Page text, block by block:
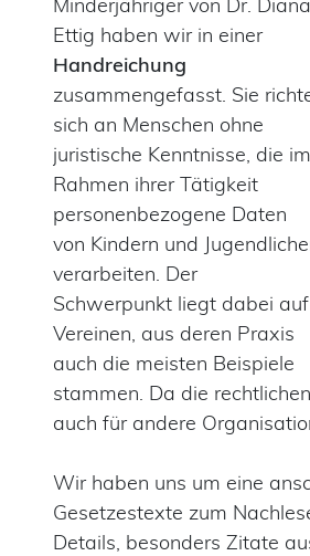
Ettig haben wir in einer
Handreichung
zusammengefasst. Sie
sich an Menschen ohne
juristische Kenntnisse, die im
Rahmen ihrer Tätigkeit
personenbezogene Daten
von Kindern und
verarbeiten. Der
Schwerpunkt liegt dabei auf
Vereinen, aus deren Praxis
auch die meisten Beispiele
stammen. Da die
auch für andere
Wir haben uns um eine
Gesetzestexte zum
Details, besonders Zitate